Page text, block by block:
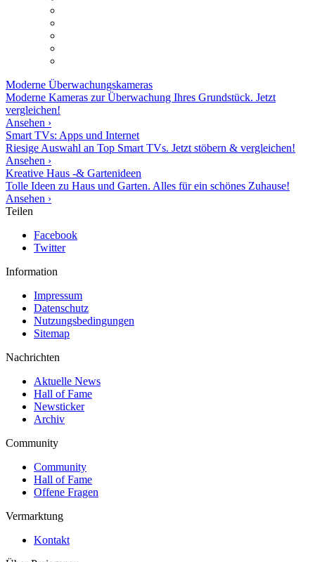
Moderne Überwachungskameras
Moderne Kameras zur Überwachung Ihres Grundstück. Jetzt
vergleichen!
Ansehen ›
Smart TVs: Apps und Internet
Riesige Auswahl an Top Smart TVs. Jetzt stöbern & vergleichen!
Ansehen ›
Kreative Haus -& Gartenideen
Tolle Ideen zu Haus und Garten. Alles für ein schönes Zuhause!
Ansehen ›
Teilen
Facebook
Twitter
Information
Impressum
Datenschutz
Nutzungsbedingungen
Sitemap
Nachrichten
Aktuelle News
Hall of Fame
Newsticker
Archiv
Community
Community
Hall of Fame
Offene Fragen
Vermarktung
Kontakt